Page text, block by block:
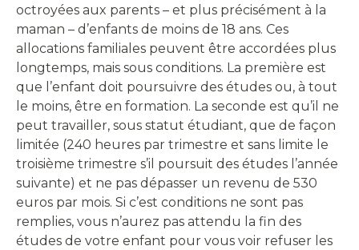
octroyées aux parents – et plus précisément à la
maman – d’enfants de moins de 18 ans. Ces
allocations familiales peuvent être accordées plus
longtemps, mais sous conditions. La première est
que l’enfant doit poursuivre des études ou, à tout
le moins, être en formation. La seconde est qu’il ne
peut travailler, sous statut étudiant, que de façon
limitée (240 heures par trimestre et sans limite le
troisième trimestre s’il poursuit des études l’année
suivante) et ne pas dépasser un revenu de 530
euros par mois. Si c’est conditions ne sont pas
remplies, vous n’aurez pas attendu la fin des
études de votre enfant pour vous voir refuser les